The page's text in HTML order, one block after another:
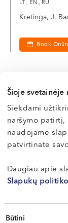
Šioje svetainėje
Siekdami
naršymo
naudojame
patvirtinate
Daugiau apie
Slapukų
Sutikimo
Būtini
VI, VII --
LT , EN , RU
Kretinga, J.
Book
Edgaras
Internal
LT , EN , DE